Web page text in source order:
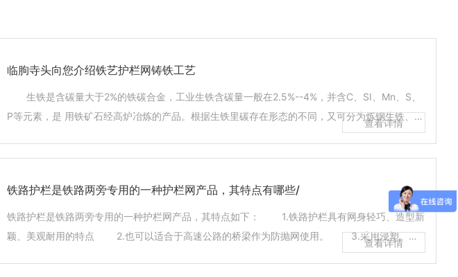
临朐寺头向您介绍铁艺护栏网铸铁工艺
生铁是含碳量大于2%的铁碳合金，工业生铁含碳量一般在2.5%--4%，并含C、SI、Mn、S、
P等元素，是 用铁矿石经高炉冶炼的产品。根据生铁里碳存在形态的不同，又可分为炼钢生铁、铸
造生铁和球墨铸铁等几种。 析出的石墨呈球形的铸铁。球状石墨对金属基作用比片状石墨
铁路护栏是铁路两旁专用的一种护栏网产品，其特点有哪些/
铁路护栏是铁路两旁专用的一种护栏网产品，其特点如下： 1.铁路护栏具有网身轻巧、造型新
颖、美观耐用的特点 2.也可以适合于高速公路的桥梁作为防抛网使用。 3.采用浸塑。十
年防锈 4.自身拆装方便，重复使用性好，可根据需要对围网重新布局 5.属于环保产品，